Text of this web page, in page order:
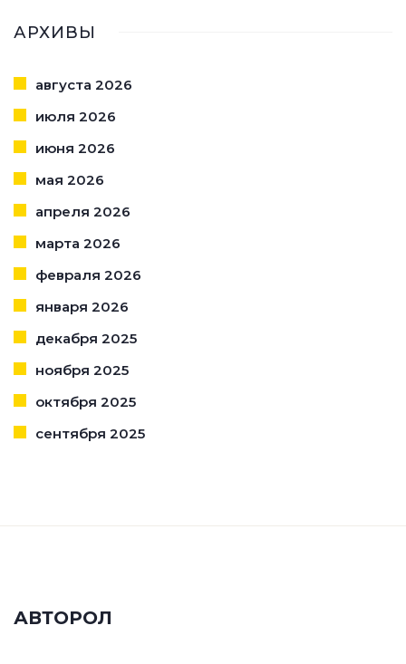
АРХИВЫ
августа 2026
июля 2026
июня 2026
мая 2026
апреля 2026
марта 2026
февраля 2026
января 2026
декабря 2025
ноября 2025
октября 2025
сентября 2025
АВТОРОЛ